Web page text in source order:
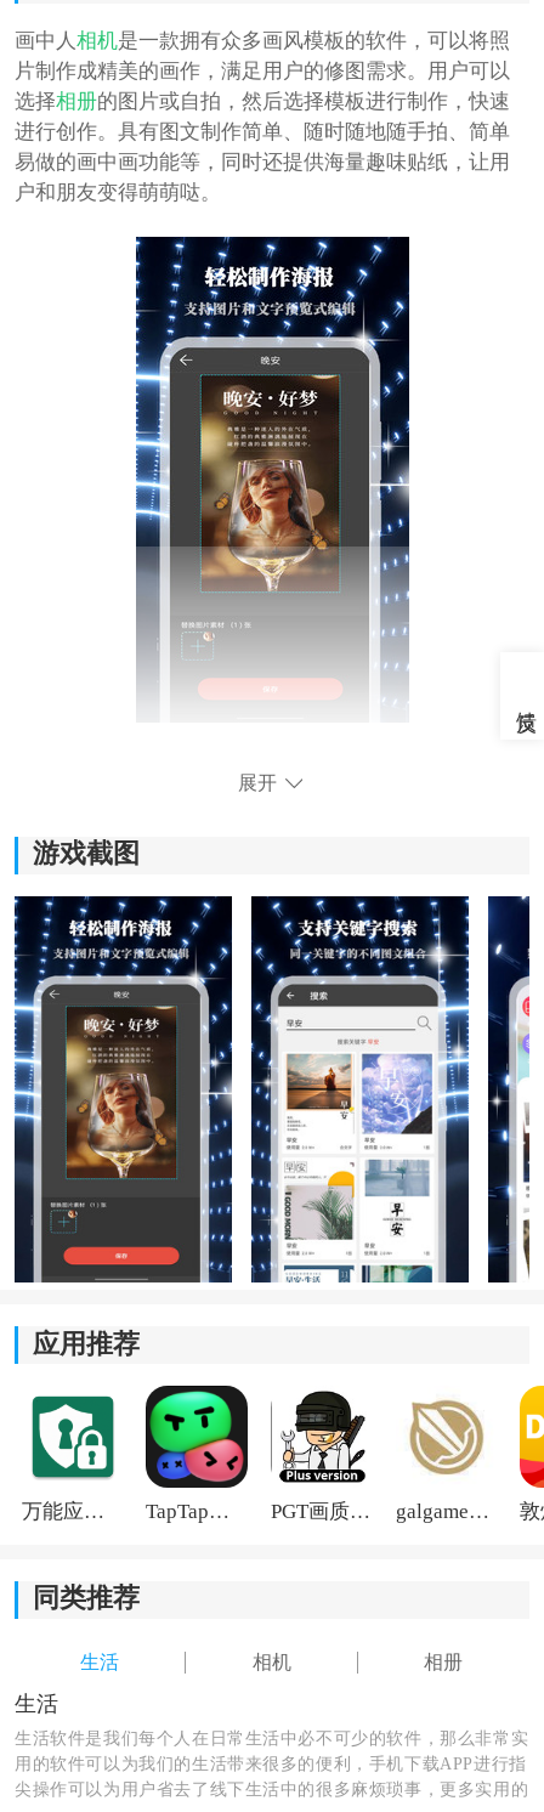
画中人相机是一款拥有众多画风模板的软件，可以将照
片制作成精美的画作，满足用户的修图需求。用户可以
选择相册的图片或自拍，然后选择模板进行制作，快速
进行创作。具有图文制作简单、随时随地随手拍、简单
易做的画中画功能等，同时还提供海量趣味贴纸，让用
户和朋友变得萌萌哒。
描、水彩等多种风格，让照片变身精美的艺术作品。
2)从相册中选择自己喜欢的照片，也可以通过自拍的方式
捕捉自己的美丽瞬间，轻松制作个性化的画作。
3)只需选择模板，自动将照片转换成画作，并可随时进行
修改和调整，快速完成个性化创作。
4)提供图文制作简单的功能，即使是没有修图经验的用户
也能轻松上手，创作出惊艳的画作。
《画中人相机》软件特色：
1.简单易做的画中画功能，在照片上添加文字、贴纸、滤
镜等效果，增加照片的趣味性和个性化。
2.用户可以随时打开软件，拍摄喜欢的场景或瞬间，即刻
展开
游戏截图
应用推荐
万能应用隐藏 TapTap国际版2026 PGT画质助手旧版 galgame游戏盒子2026
同类推荐
生活 相机 相册
生活
生活软件是我们每个人在日常生活中必不可少的软件，那么非常实
用的软件可以为我们的生活带来很多的便利，手机下载APP进行指
尖操作可以为用户省去了线下生活中的很多麻烦琐事，更多实用的